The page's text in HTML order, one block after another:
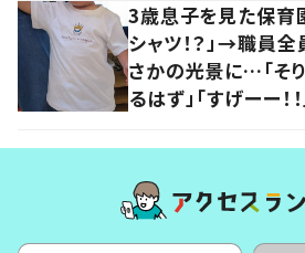
3歳息子を見た保育
シャツ！？」→職員
さかの光景に…「そ
るはず」「すげーー！！